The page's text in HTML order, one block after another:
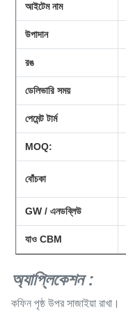
আইটেম নাম
উপাদান
রঙ
ডেলিভারি সময়
পেমেন্ট টার্ম
MOQ:
বোঁচকা
GW / এনডব্লিউ
যাও CBM
অ্যাপ্লিকেশন :
কফিন পৃষ্ঠ উপর সাজাইয়া রাখা।